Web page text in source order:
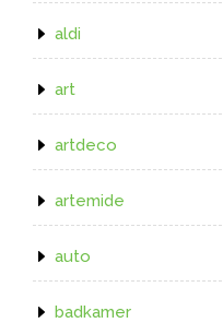
aldi
art
artdeco
artemide
auto
badkamer